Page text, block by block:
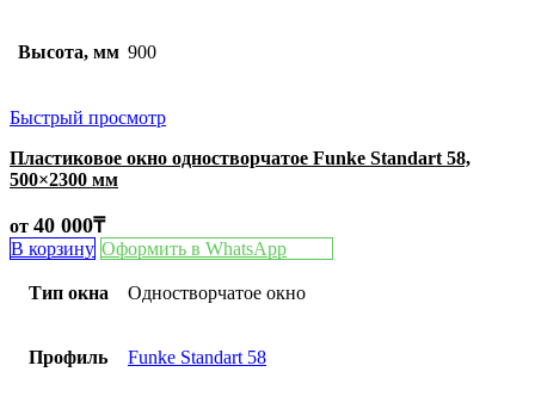
Высота, мм 900
Быстрый просмотр
Пластиковое окно одностворчатое Funke Standart 58,
500×2300 мм
от 40 000₸
В корзину Оформить в WhatsApp
Тип окна Одностворчатое окно
Профиль Funke Standart 58